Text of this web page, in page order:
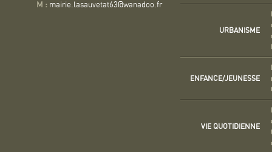
M : mairie.lasauvetat63@wanadoo.fr
URBANISME
ENFANCE/JEUNESSE
VIE QUOTIDIENNE